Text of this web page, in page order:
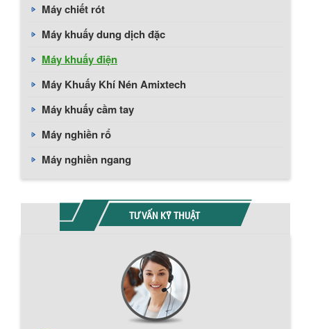
Máy chiết rót
Máy khuấy dung dịch đặc
Máy khuấy điện
Máy Khuấy Khí Nén Amixtech
Máy khuấy cầm tay
Máy nghiền rổ
Máy nghiền ngang
TƯ VẤN KỸ THUẬT